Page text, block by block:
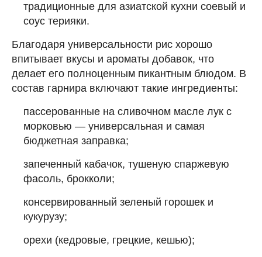
традиционные для азиатской кухни соевый и
соус терияки.
Благодаря универсальности рис хорошо
впитывает вкусы и ароматы добавок, что
делает его полноценным пикантным блюдом. В
состав гарнира включают такие ингредиенты:
пассерованные на сливочном масле лук с
морковью — универсальная и самая
бюджетная заправка;
запеченный кабачок, тушеную спаржевую
фасоль, брокколи;
консервированный зеленый горошек и
кукурузу;
орехи (кедровые, грецкие, кешью);